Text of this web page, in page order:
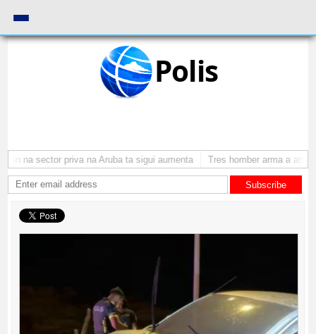
Polis
na sector priva na Aruba ta sigui aumenta Tres homber arma a
Subscribe